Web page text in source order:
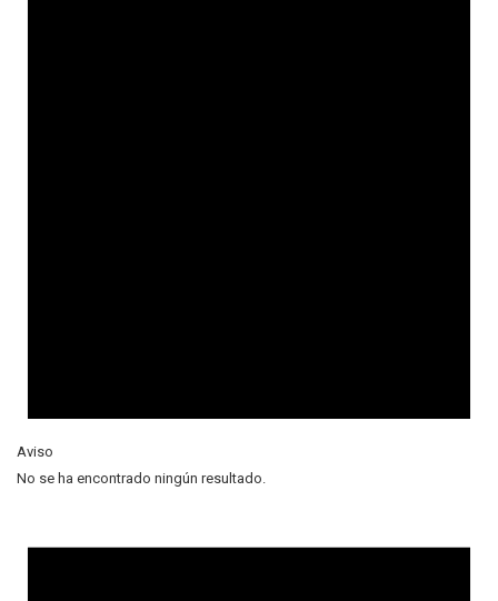
Aviso
No se ha encontrado ningún resultado.